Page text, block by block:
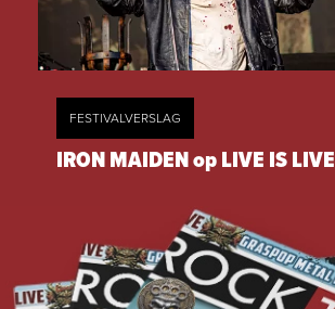
FESTIVALVERSLAG
IRON MAIDEN op LIVE IS LIVE